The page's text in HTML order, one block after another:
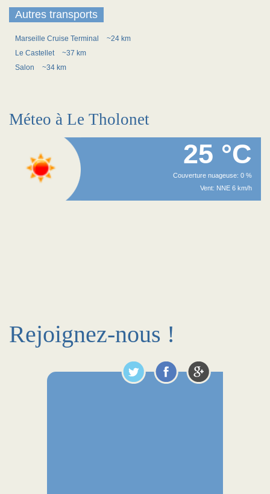
Autres transports
Marseille Cruise Terminal
~24 km
Le Castellet
~37 km
Salon
~34 km
Méteo à Le Tholonet
25 °C
Couverture nuageuse: 0 %
Vent: NNE 6 km/h
Rejoignez-nous !